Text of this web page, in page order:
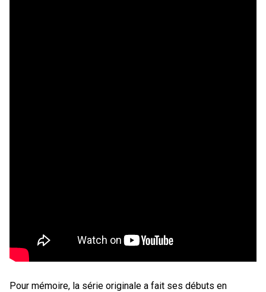
Pour mémoire, la série originale a fait ses débuts en